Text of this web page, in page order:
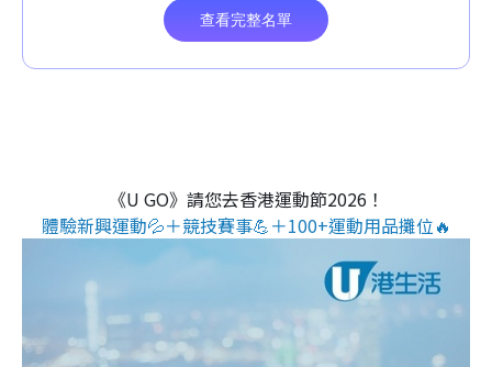
《U GO》請您去香港運動節2026！
體驗新興運動💦＋競技賽事💪＋100+運動用品攤位🔥